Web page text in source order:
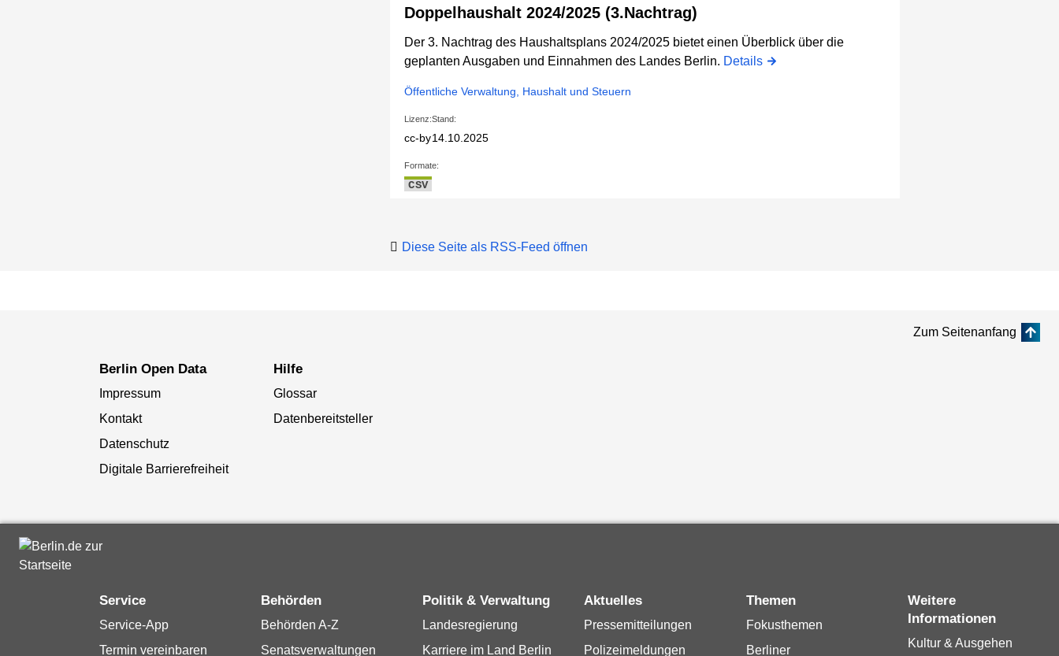
Doppelhaushalt 2024/2025 (3.Nachtrag)
Der 3. Nachtrag des Haushaltsplans 2024/2025 bietet einen Überblick über die
geplanten Ausgaben und Einnahmen des Landes Berlin. Details
Öffentliche Verwaltung, Haushalt und Steuern
Lizenz:
cc-by
Stand:
14.10.2025
Formate:
CSV
Diese Seite als RSS-Feed öffnen
Zum Seitenanfang
Berlin Open Data
Impressum
Kontakt
Datenschutz
Digitale Barrierefreiheit
Hilfe
Glossar
Datenbereitsteller
Service
Service-App
Termin vereinbaren
Behörden
Behörden A-Z
Senatsverwaltungen
Politik & Verwaltung
Landesregierung
Karriere im Land Berlin
Aktuelles
Pressemitteilungen
Polizeimeldungen
Themen
Fokusthemen
Berliner
Weitere
Informationen
Kultur & Ausgehen